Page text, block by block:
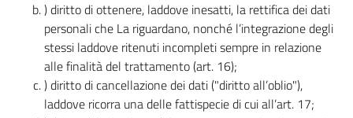
) diritto di ottenere, laddove inesatti, la rettifica dei dati
personali che La riguardano, nonché l’integrazione degli
stessi laddove ritenuti incompleti sempre in relazione
alle finalità del trattamento (art. 16);
) diritto di cancellazione dei dati ("diritto all’oblio"),
laddove ricorra una delle fattispecie di cui all’art. 17;